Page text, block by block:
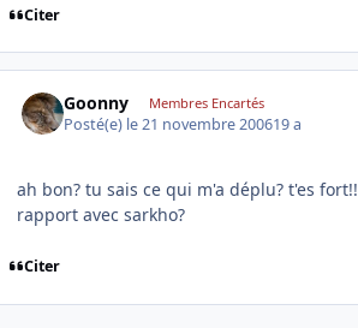
Citer
Goonny Membres Encartés
Posté(e) le 21 novembre 200619 a
ah bon? tu sais ce qui m'a déplu? t'es fort!!
rapport avec sarkho?
Citer